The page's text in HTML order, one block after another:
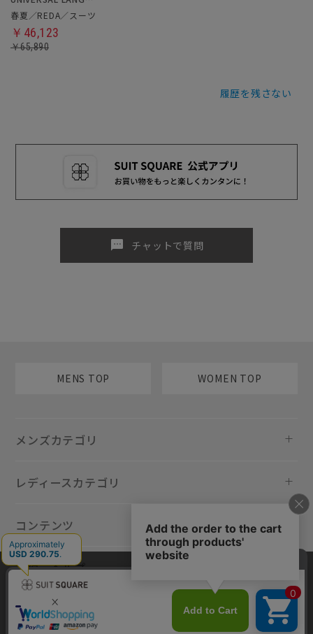
春夏／REDA／スーツ
￥46,123
￥65,890
履歴を残さない
sms チャットで質問
MENS TOP WOMEN TOP
メンズカテゴリ
レディースカテゴリ
コンテンツ
規約・ヘルプ
当サイトでは利用体験の向上およびコンテンツの最適な提供、トラフィ
ックの分析を目的としてCookieを使用しています。サイトの閲覧を継続
された場合、Cookieの利用に同意したものといたします。詳細について